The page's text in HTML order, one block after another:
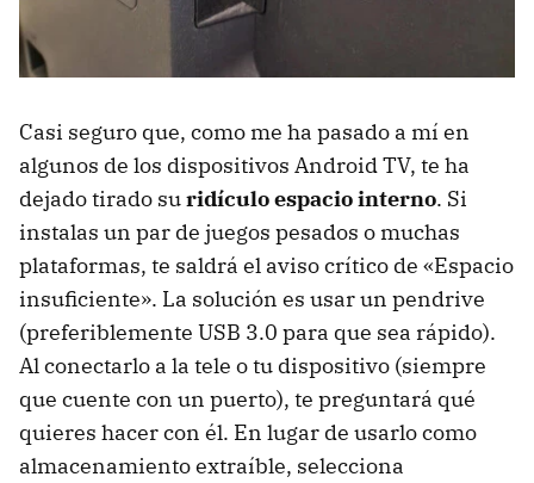
Casi seguro que, como me ha pasado a mí en
algunos de los dispositivos Android TV, te ha
dejado tirado suridículo espacio interno. Si
instalas un par de juegos pesados o muchas
plataformas, te saldrá el aviso crítico de «Espacio
insuficiente». La solución es usar un pendrive
(preferiblemente USB 3.0 para que sea rápido).
Al conectarlo a la tele o tu dispositivo (siempre
que cuente con un puerto), te preguntará qué
quieres hacer con él. En lugar de usarlo como
almacenamiento extraíble, selecciona